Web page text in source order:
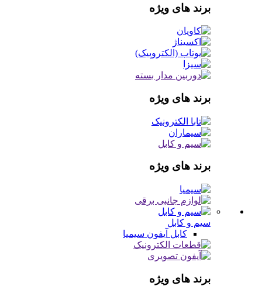
برند های ویژه
برند های ویژه
برند های ویژه
سیم و کابل
کابل آیفون سیمیا
برند های ویژه